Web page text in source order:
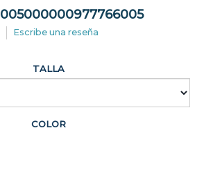
005000000977766005
Escribe una reseña
TALLA
COLOR